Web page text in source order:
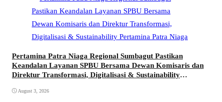
Pertamina Patra Niaga Regional Sumbagut Pastikan
Keandalan Layanan SPBU Bersama Dewan Komisaris dan
Direktur Transformasi, Digitalisasi & Sustainability
August 3, 2026